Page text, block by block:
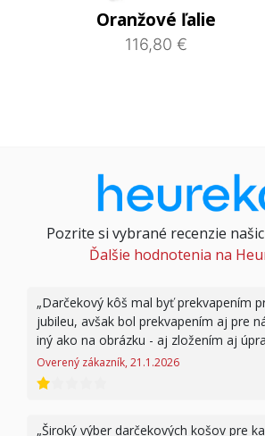
Oranžové ľalie
116,80 €
Pozrite si vybrané recenzie
Ďalšie hodnotenia na
Darčekový kôš mal byť prekvapením
jubileu, avšak bol prekvapením aj pre
iný ako na obrázku - aj zložením aj
Overený zákazník, 21.1.2026
hodnotenie 1 z 5
Široký výber darčekových košov pre